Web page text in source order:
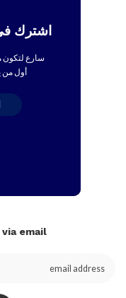
اشترك
سارع لتكون
أول من
email